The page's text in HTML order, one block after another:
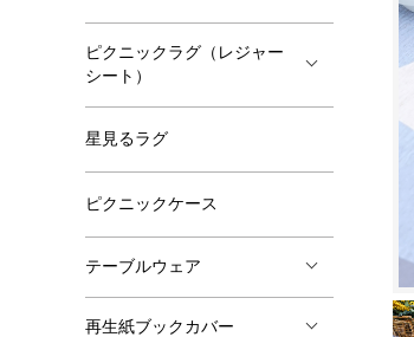
ピクニックラグ（レジャー
シート）
星見るラグ
ピクニックケース
テーブルウェア
再生紙ブックカバー